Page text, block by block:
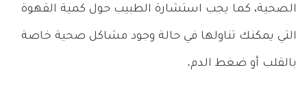
الصحية، كما يجب استشارة الطبيب حول كمية القهوة
التي يمكنك تناولها في حالة وجود مشاكل صحية خاصة
بالقلب أو ضغط الدم.